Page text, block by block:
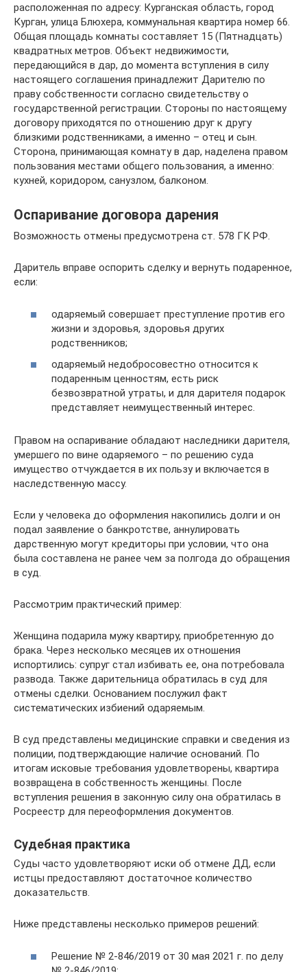
расположенная по адресу: Курганская область, город
Курган, улица Блюхера, коммунальная квартира номер 66.
Общая площадь комнаты составляет 15 (Пятнадцать)
квадратных метров. Объект недвижимости,
передающийся в дар, до момента вступления в силу
настоящего соглашения принадлежит Дарителю по
праву собственности согласно свидетельству о
государственной регистрации. Стороны по настоящему
договору приходятся по отношению друг к другу
близкими родственниками, а именно – отец и сын.
Сторона, принимающая комнату в дар, наделена правом
пользования местами общего пользования, а именно:
кухней, коридором, санузлом, балконом.
Оспаривание договора дарения
Возможность отмены предусмотрена ст. 578 ГК РФ.
Даритель вправе оспорить сделку и вернуть подаренное,
если:
одаряемый совершает преступление против его
жизни и здоровья, здоровья других
родственников;
одаряемый недобросовестно относится к
подаренным ценностям, есть риск
безвозвратной утраты, и для дарителя подарок
представляет неимущественный интерес.
Правом на оспаривание обладают наследники дарителя,
умершего по вине одаряемого – по решению суда
имущество отчуждается в их пользу и включается в
наследственную массу.
Если у человека до оформления накопились долги и он
подал заявление о банкротстве, аннулировать
дарственную могут кредиторы при условии, что она
была составлена не ранее чем за полгода до обращения
в суд.
Рассмотрим практический пример:
Женщина подарила мужу квартиру, приобретенную до
брака. Через несколько месяцев их отношения
испортились: супруг стал избивать ее, она потребовала
развода. Также дарительница обратилась в суд для
отмены сделки. Основанием послужил факт
систематических избиений одаряемым.
В суд представлены медицинские справки и сведения из
полиции, подтверждающие наличие оснований. По
итогам исковые требования удовлетворены, квартира
возвращена в собственность женщины. После
вступления решения в законную силу она обратилась в
Росреестр для переоформления документов.
Судебная практика
Суды часто удовлетворяют иски об отмене ДД, если
истцы предоставляют достаточное количество
доказательств.
Ниже представлены несколько примеров решений:
Решение № 2-846/2019 от 30 мая 2021 г. по делу